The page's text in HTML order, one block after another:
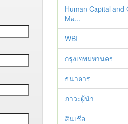
Human Capital and
Ma...
WBI
กรุงเทพมหานคร
ธนาคาร
ภาวะผู้นำ
สินเชื่อ